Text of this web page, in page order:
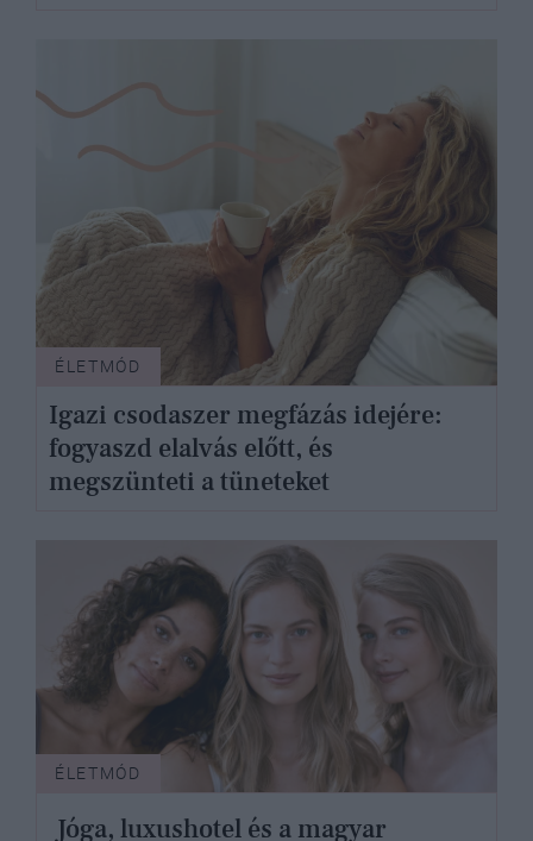
ÉLETMÓD
Igazi csodaszer megfázás idejére:
fogyaszd elalvás előtt, és
megszünteti a tüneteket
ÉLETMÓD
Jóga, luxushotel és a magyar